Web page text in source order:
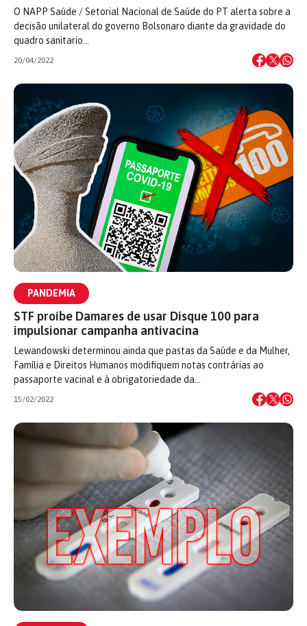
O NAPP Saúde / Setorial Nacional de Saúde do PT alerta sobre a
decisão unilateral do governo Bolsonaro diante da gravidade do
quadro sanitario…
20/04/2022
PANDEMIA
STF proíbe Damares de usar Disque 100 para
impulsionar campanha antivacina
Lewandowski determinou ainda que pastas da Saúde e da Mulher,
Família e Direitos Humanos modifiquem notas contrárias ao
passaporte vacinal e à obrigatoriedade da…
15/02/2022